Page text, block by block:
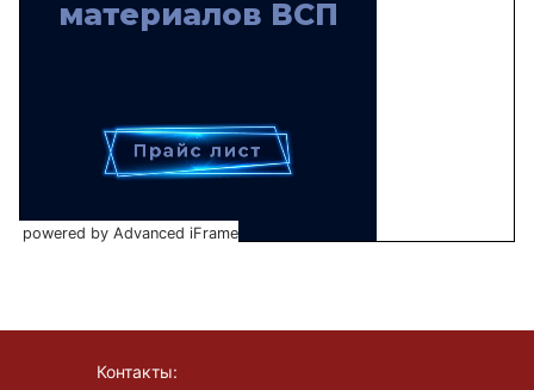
powered by Advanced iFrame
Контакты: